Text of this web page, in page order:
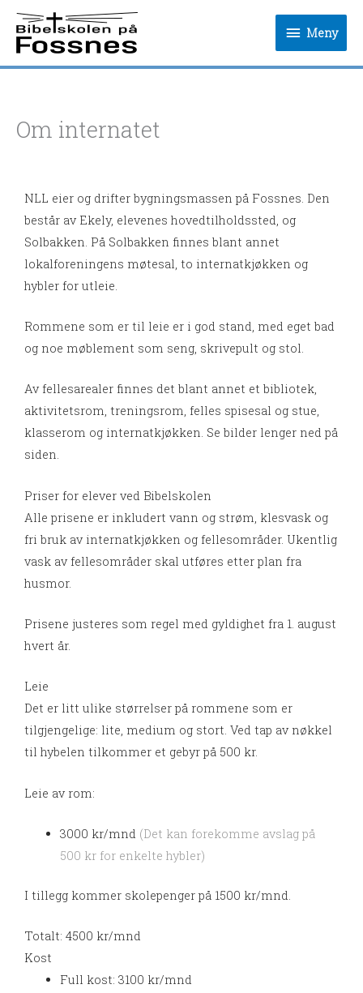
Hopp
rett
Meny
Meny
Om internatet
NLL eier og drifter bygningsmassen på Fossnes. Den
består av Ekely, elevenes hovedtilholdssted, og
Solbakken. På Solbakken finnes blant annet
lokalforeningens møtesal, to internatkjøkken og
hybler for utleie.
Rommene som er til leie er i god stand, med eget bad
og noe møblement som seng, skrivepult og stol.
Av fellesarealer finnes det blant annet et bibliotek,
aktivitetsrom, treningsrom, felles spisesal og stue,
klasserom og internatkjøkken. Se bilder lenger ned på
siden.
Priser for elever ved Bibelskolen
Alle prisene er inkludert vann og strøm, klesvask og
fri bruk av internatkjøkken og fellesområder. Ukentlig
vask av fellesområder skal utføres etter plan fra
husmor.
Prisene justeres som regel med gyldighet fra 1. august
hvert år.
Leie
Det er litt ulike størrelser på rommene som er
tilgjengelige: lite, medium og stort. Ved tap av nøkkel
til hybelen tilkommer et gebyr på 500 kr.
Leie av rom:
3000 kr/mnd (Det kan forekomme avslag på
500 kr for enkelte hybler)
I tillegg kommer skolepenger på 1500 kr/mnd.
Totalt: 4500 kr/mnd
Kost
Full kost: 3100 kr/mnd